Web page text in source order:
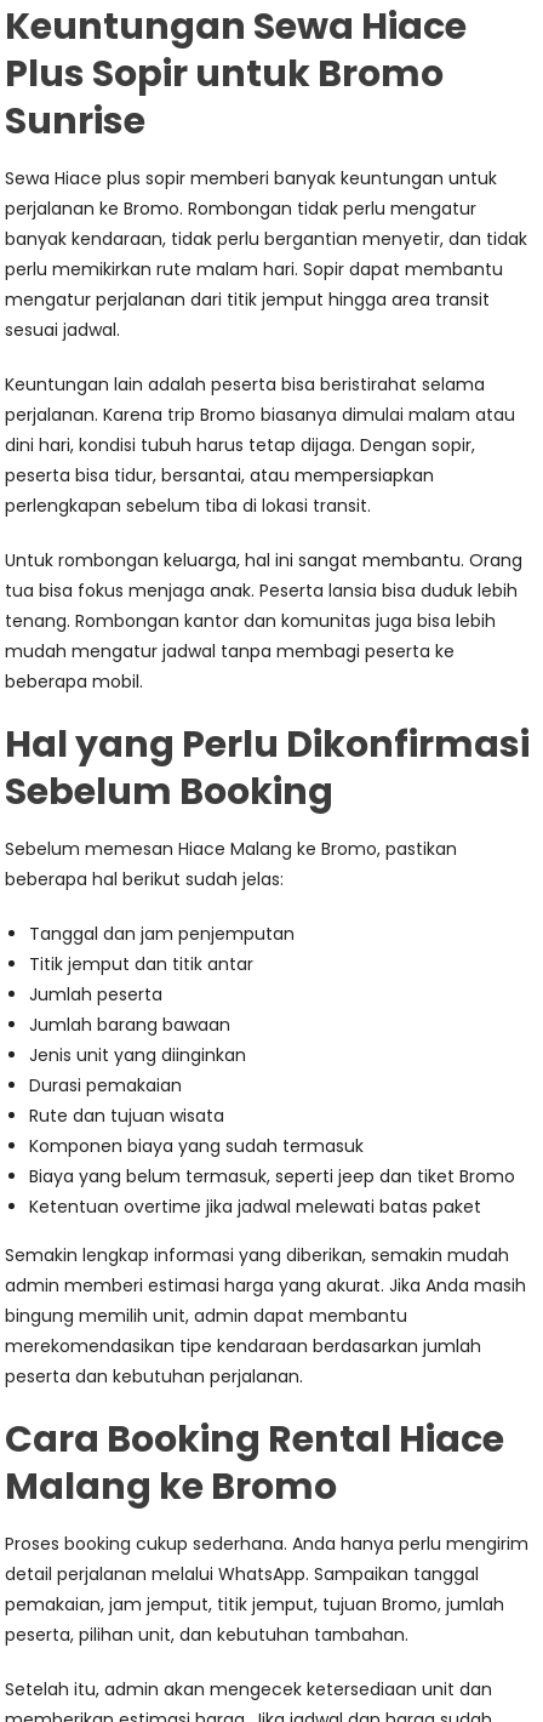
Keuntungan Sewa Hiace
Plus Sopir untuk Bromo
Sunrise
Sewa Hiace plus sopir memberi banyak keuntungan untuk
perjalanan ke Bromo. Rombongan tidak perlu mengatur
banyak kendaraan, tidak perlu bergantian menyetir, dan tidak
perlu memikirkan rute malam hari. Sopir dapat membantu
mengatur perjalanan dari titik jemput hingga area transit
sesuai jadwal.
Keuntungan lain adalah peserta bisa beristirahat selama
perjalanan. Karena trip Bromo biasanya dimulai malam atau
dini hari, kondisi tubuh harus tetap dijaga. Dengan sopir,
peserta bisa tidur, bersantai, atau mempersiapkan
perlengkapan sebelum tiba di lokasi transit.
Untuk rombongan keluarga, hal ini sangat membantu. Orang
tua bisa fokus menjaga anak. Peserta lansia bisa duduk lebih
tenang. Rombongan kantor dan komunitas juga bisa lebih
mudah mengatur jadwal tanpa membagi peserta ke
beberapa mobil.
Hal yang Perlu Dikonfirmasi
Sebelum Booking
Sebelum memesan Hiace Malang ke Bromo, pastikan
beberapa hal berikut sudah jelas:
Tanggal dan jam penjemputan
Titik jemput dan titik antar
Jumlah peserta
Jumlah barang bawaan
Jenis unit yang diinginkan
Durasi pemakaian
Rute dan tujuan wisata
Komponen biaya yang sudah termasuk
Biaya yang belum termasuk, seperti jeep dan tiket Bromo
Ketentuan overtime jika jadwal melewati batas paket
Semakin lengkap informasi yang diberikan, semakin mudah
admin memberi estimasi harga yang akurat. Jika Anda masih
bingung memilih unit, admin dapat membantu
merekomendasikan tipe kendaraan berdasarkan jumlah
peserta dan kebutuhan perjalanan.
Cara Booking Rental Hiace
Malang ke Bromo
Proses booking cukup sederhana. Anda hanya perlu mengirim
detail perjalanan melalui WhatsApp. Sampaikan tanggal
pemakaian, jam jemput, titik jemput, tujuan Bromo, jumlah
peserta, pilihan unit, dan kebutuhan tambahan.
Setelah itu, admin akan mengecek ketersediaan unit dan